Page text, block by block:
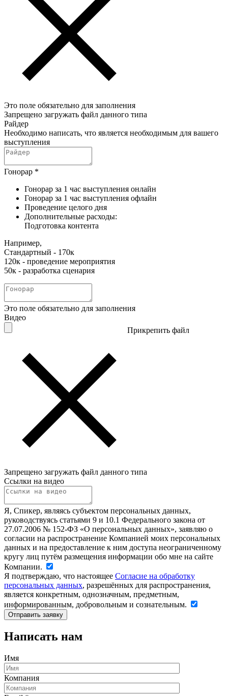
Это поле обязательно для заполнения
Запрещено загружать файл данного типа
Райдер
Необходимо написать, что является необходимым для вашего
выступления
Гонорар *
Гонорар за 1 час выступления онлайн
Гонорар за 1 час выступления офлайн
Проведение целого дня
Дополнительные расходы:
Подготовка контента
Например,
Стандартный - 170к
120к - проведение мероприятия
50к - разработка сценария
Это поле обязательно для заполнения
Видео
Прикрепить файл
Запрещено загружать файл данного типа
Ссылки на видео
Я, Спикер, являясь субъектом персональных данных,
руководствуясь статьями 9 и 10.1 Федерального закона от
27.07.2006 № 152-ФЗ «О персональных данных», заявляю о
согласии на распространение Компанией моих персональных
данных и на предоставление к ним доступа неограниченному
кругу лиц путём размещения информации обо мне на сайте
Компании.
Я подтверждаю, что настоящее Согласие на обработку
персональных данных, разрешённых для распространения,
является конкретным, однозначным, предметным,
информированным, добровольным и сознательным.
Написать нам
Имя
Компания